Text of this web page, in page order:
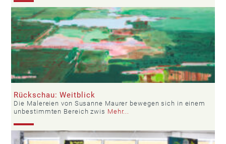
Rückschau: Weitblick
Die Malereien von Susanne Maurer bewegen sich in einem
unbestimmten Bereich zwis Mehr...